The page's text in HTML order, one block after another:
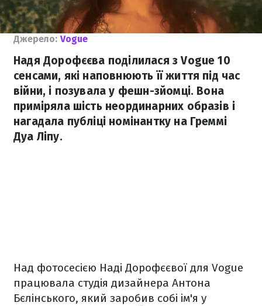
Джерело: Vogue
Надя Дорофєєва поділилася з Vogue 10
сенсами, які наповнюють її життя під час
війни, і позувала у фешн-зйомці. Вона
приміряла шість неординарних образів і
нагадала публіці номінантку на Греммі
Дуа Ліпу.
Над фотосесією Наді Дорофєєвої для Vogue
працювала студія дизайнера Антона
Бєлінського, який заробив собі ім'я у